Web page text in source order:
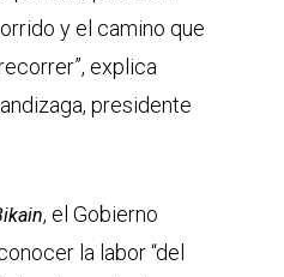
y el camino que
explica
presidente
, el Gobierno
la labor “del